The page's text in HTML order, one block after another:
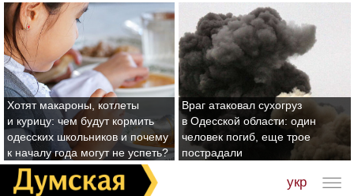
Хотят макароны, котлеты
и курицу: чем будут кормить
одесских школьников и почему
к началу года могут не успеть?
Враг атаковал сухогруз
в Одесской области: один
человек погиб, еще трое
пострадали
укр